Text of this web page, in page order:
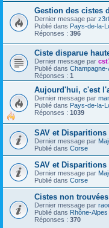
Gestion des cistes
Dernier message par
Publié dans Pays-de-la-
Réponses : 396
Ciste disparue
Dernier message par
Publié dans
Réponses : 1
Aujourd'hui, c'est
Dernier message par
Publié dans Pays-de-la-
Réponses : 1039
SAV et Disparitions
Dernier message par
Publié dans Corse
SAV et Disparitions
Dernier message par
Publié dans Corse
Cistes non
Dernier message par
Publié dans Rhône-Alpes
Réponses : 370